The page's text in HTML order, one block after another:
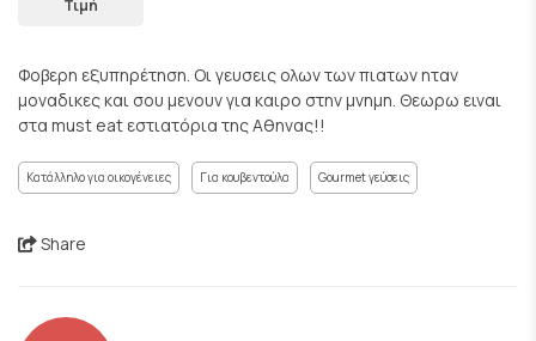
Τιμή
Φοβερη εξυπηρέτηση. Οι γευσεις ολων των πιατων ηταν
μοναδικες και σου μενουν για καιρο στην μνημη. Θεωρω ειναι
στα must eat εστιατόρια της Αθηνας!!
Κατάλληλο για οικογένειες Για κουβεντούλα Gourmet γεύσεις
Share